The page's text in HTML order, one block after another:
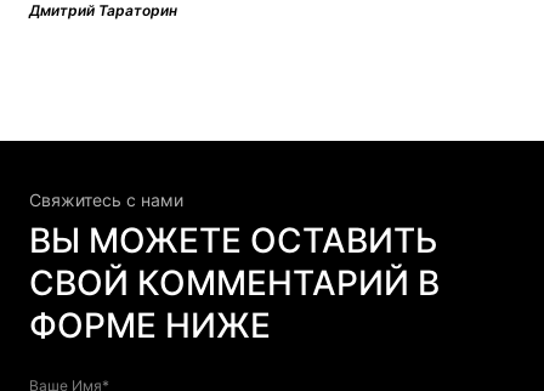
Дмитрий Тараторин
Свяжитесь c нами
ВЫ МОЖЕТЕ ОСТАВИТЬ
СВОЙ КОММЕНТАРИЙ В
ФОРМЕ НИЖЕ
Ваше Имя*